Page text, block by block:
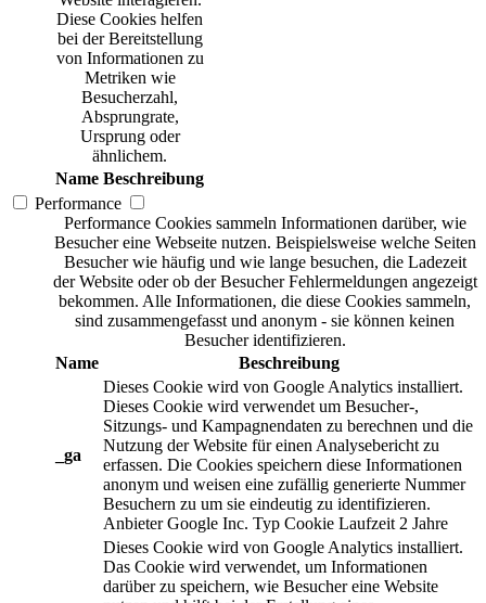
Diese Cookies helfen
bei der Bereitstellung
von Informationen zu
Metriken wie
Besucherzahl,
Absprungrate,
Ursprung oder
ähnlichem.
Name Beschreibung
Performance
Performance Cookies sammeln Informationen darüber, wie
Besucher eine Webseite nutzen. Beispielsweise welche Seiten
Besucher wie häufig und wie lange besuchen, die Ladezeit
der Website oder ob der Besucher Fehlermeldungen angezeigt
bekommen. Alle Informationen, die diese Cookies sammeln,
sind zusammengefasst und anonym - sie können keinen
Besucher identifizieren.
Name
Beschreibung
_ga
Dieses Cookie wird von Google Analytics installiert.
Dieses Cookie wird verwendet um Besucher-,
Sitzungs- und Kampagnendaten zu berechnen und die
Nutzung der Website für einen Analysebericht zu
erfassen. Die Cookies speichern diese Informationen
anonym und weisen eine zufällig generierte Nummer
Besuchern zu um sie eindeutig zu identifizieren.
Anbieter Google Inc. Typ Cookie Laufzeit 2 Jahre
Dieses Cookie wird von Google Analytics installiert.
Das Cookie wird verwendet, um Informationen
darüber zu speichern, wie Besucher eine Website